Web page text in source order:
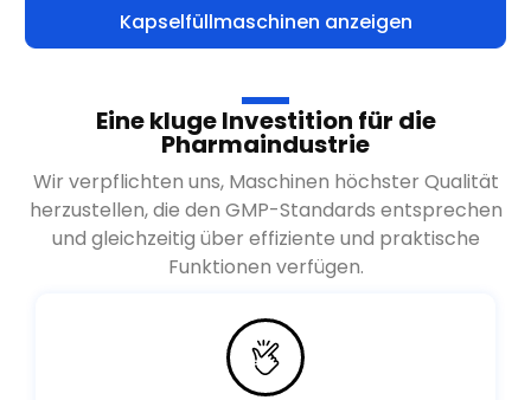
Kapselfüllmaschinen anzeigen
Eine kluge Investition für die
Pharmaindustrie
Wir verpflichten uns, Maschinen höchster Qualität
herzustellen, die den GMP-Standards entsprechen
und gleichzeitig über effiziente und praktische
Funktionen verfügen.